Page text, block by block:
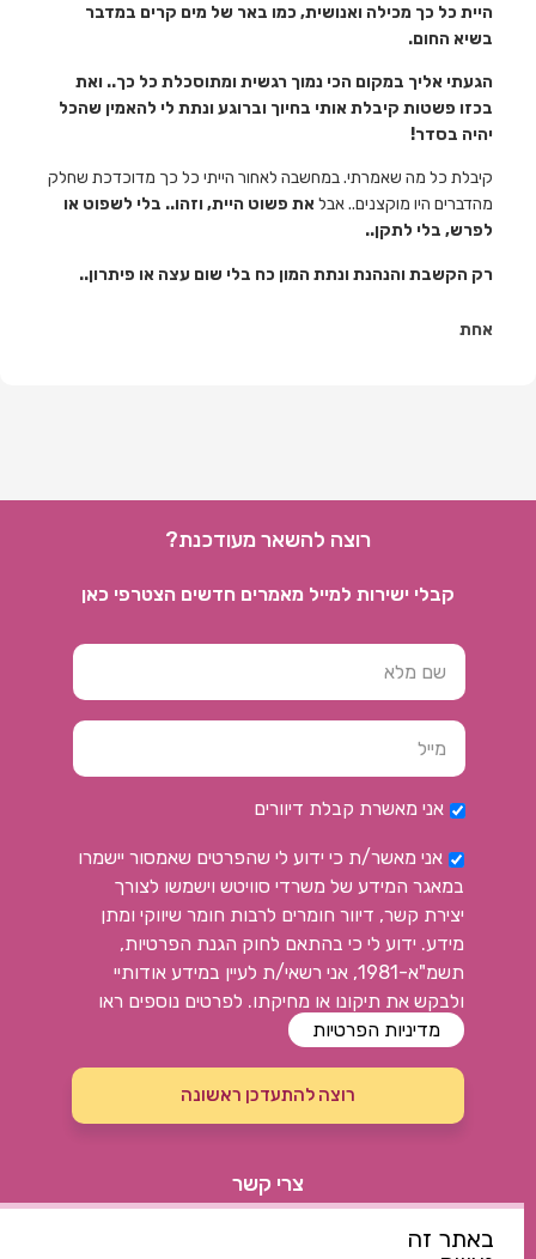
היית כל כך מכילה ואנושית, כמו באר של מים קרים במדבר
בשיא החום.
הגעתי אליך במקום הכי נמוך רגשית ומתוסכלת כל כך.. ואת
בכזו פשטות קיבלת אותי בחיוך וברוגע ונתת לי להאמין שהכל
יהיה בסדר!
קיבלת כל מה שאמרתי. במחשבה לאחור הייתי כל כך מדוכדכת שחלק
מהדברים היו מוקצנים.. אבלאת פשוט היית, וזהו.. בלי לשפוט או
לפרש, בלי לתקן..
רק הקשבת והנהנת ונתת המון כח בלי שום עצה או פיתרון..
אחת
רוצה להשאר מעודכנת?
קבלי ישירות למייל מאמרים חדשים הצטרפי כאן
אני מאשרת קבלת דיוורים
אני מאשר/ת כי ידוע לי שהפרטים שאמסור יישמרו
במאגר המידע של משרדי סוויטש וישמשו לצורך
יצירת קשר, דיוור חומרים לרבות חומר שיווקי ומתן
מידע. ידוע לי כי בהתאם לחוק הגנת הפרטיות,
תשמ"א-1981, אני רשאי/ת לעיין במידע אודותיי
ולבקש את תיקונו או מחיקתו. לפרטים נוספים ראו
מדיניות הפרטיות
רוצה להתעדכן ראשונה
צרי קשר
באתר זה